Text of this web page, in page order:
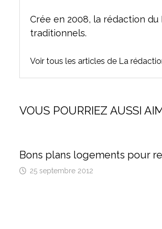
Crée en 2008, la rédaction
traditionnels.
Voir tous les articles de La
VOUS POURRIEZ AUSSI
Bons plans logements pour
25 septembre 2012